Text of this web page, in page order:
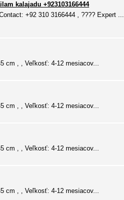
kalajadu +923103166444
+92 310 3166444 , ???? Expert ...
cm , , Veľkosť: 4-12 mesiacov...
cm , , Veľkosť: 4-12 mesiacov...
cm , , Veľkosť: 4-12 mesiacov...
cm , , Veľkosť: 4-12 mesiacov...